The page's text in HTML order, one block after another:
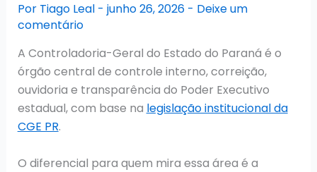
Por Tiago Leal - junho 26, 2026 - Deixe um
comentário
A Controladoria-Geral do Estado do Paraná é o
órgão central de controle interno, correição,
ouvidoria e transparência do Poder Executivo
estadual, com base na legislação institucional da
CGE PR.
O diferencial para quem mira essa área é a